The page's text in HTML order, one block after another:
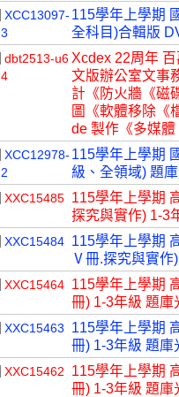
XCC13097-
3
115學年上學期
全科目)合輯版
dbt2513-u6
4
Xcdex 22周年
文版辦公室文事
計《防火牆《磁
圖《軟體移除《
de 製作《多媒
XCC12978-
2
115學年上學期
級、全領域) 題
XXC15485 115學年上學期
探究與實作) 1-3
XXC15484 115學年上學期
Ⅴ冊.探究與實作
XXC15464 115學年上學期
冊) 1-3年級 題庫
XXC15463
115學年上學期
冊) 1-3年級 題庫
XXC15462
115學年上學期
冊) 1-3年級 題庫